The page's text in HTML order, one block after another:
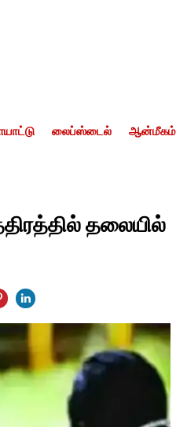
லைப்ஸ்டைல் ஆன்மீகம்
தலையில்